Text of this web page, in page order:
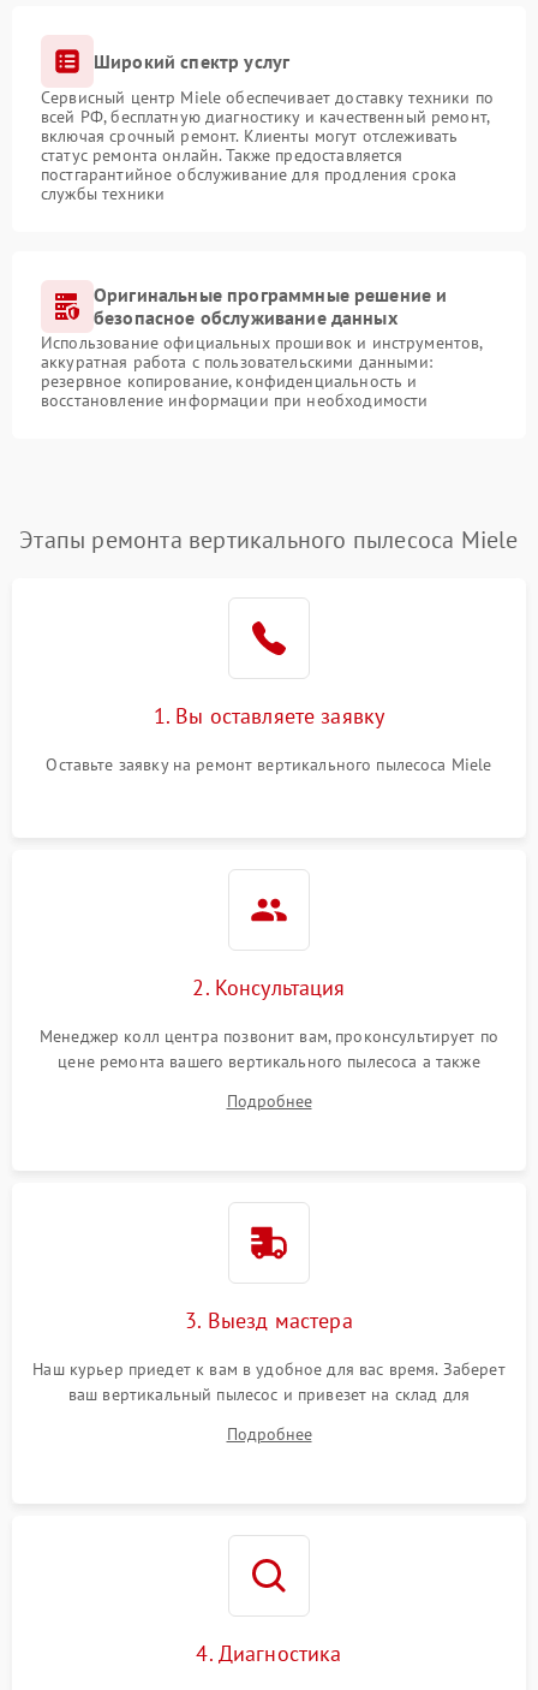
Широкий спектр услуг
Сервисный центр Miele обеспечивает доставку техники по
всей РФ, бесплатную диагностику и качественный ремонт,
включая срочный ремонт. Клиенты могут отслеживать
статус ремонта онлайн. Также предоставляется
постгарантийное обслуживание для продления срока
службы техники
Оригинальные программные решение и
безопасное обслуживание данных
Использование официальных прошивок и инструментов,
аккуратная работа с пользовательскими данными:
резервное копирование, конфиденциальность и
восстановление информации при необходимости
Этапы ремонта вертикального пылесоса Miele
1. Вы оставляете заявку
Оставьте заявку на ремонт вертикального пылесоса Miele
2. Консультация
Менеджер колл центра позвонит вам, проконсультирует по
цене ремонта вашего вертикального пылесоса а также
Подробнее
3. Выезд мастера
Наш курьер приедет к вам в удобное для вас время. Заберет
ваш вертикальный пылесос и привезет на склад для
Подробнее
4. Диагностика